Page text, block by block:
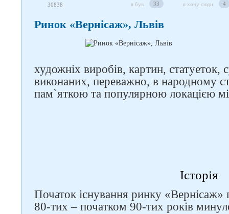
30838 я був 33 я хочу сюди 4
Ринок «Вернісаж», Львів
художніх виробів, картин, статуеток,
виконаних, переважно, в народному
пам`яткою та популярною локацією
Історія
Початок існування ринку «Вернісаж»
80-тих – початком 90-тих років